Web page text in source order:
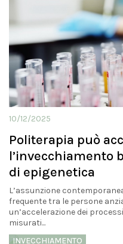
10/12/2025
Politerapia può
l’invecchiamento
di epigenetica
L’assunzione
frequente tra le persone
un’accelerazione dei
misurati...
INVECCHIAMENTO